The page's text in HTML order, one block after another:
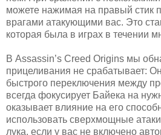
можете нажимая на правый стик
врагами атакующими вас. Это
которая была в играх в течении
В Assassin’s Creed Origins мы
прицеливания не срабатывает:
быстрого переключения между
всегда фокусирует Байека на
оказывает влияние на его
использовать сверхмощные
лука, если у вас не включено